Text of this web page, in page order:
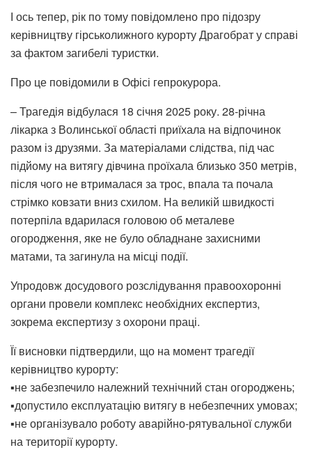
І ось тепер, рік по тому повідомлено про підозру
керівництву гірськолижного курорту Драгобрат у справі
за фактом загибелі туристки.
Про це повідомили в Офісі гепрокурора.
– Трагедія відбулася 18 січня 2025 року. 28-річна
лікарка з Волинської області приїхала на відпочинок
разом із друзями. За матеріалами слідства, під час
підйому на витягу дівчина проїхала близько 350 метрів,
після чого не втрималася за трос, впала та почала
стрімко ковзати вниз схилом. На великій швидкості
потерпіла вдарилася головою об металеве
огородження, яке не було обладнане захисними
матами, та загинула на місці події.
Упродовж досудового розслідування правоохоронні
органи провели комплекс необхідних експертиз,
зокрема експертизу з охорони праці.
Її висновки підтвердили, що на момент трагедії
керівництво курорту:
▪️не забезпечило належний технічний стан огороджень;
▪️допустило експлуатацію витягу в небезпечних умовах;
▪️не організувало роботу аварійно-рятувальної служби
на території курорту.